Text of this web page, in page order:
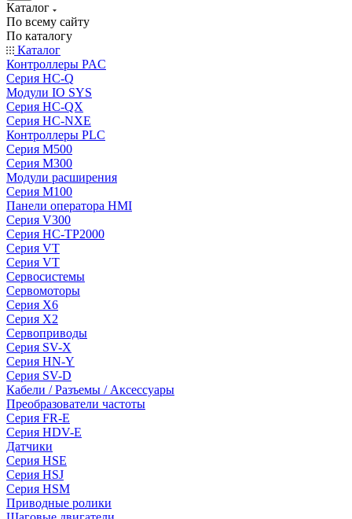
Каталог
По всему сайту
По каталогу
Каталог
Контроллеры PAC
Серия HC-Q
Модули IO SYS
Серия HC-QX
Серия HC-NXE
Контроллеры PLC
Серия M500
Серия M300
Модули расширения
Серия M100
Панели оператора HMI
Серия V300
Серия HC-TP2000
Серия VT
Серия VT
Сервосистемы
Сервомоторы
Серия X6
Серия X2
Сервоприводы
Серия SV-X
Серия HN-Y
Серия SV-D
Кабели / Разъемы / Аксессуары
Преобразователи частоты
Серия FR-E
Серия HDV-E
Датчики
Серия HSE
Серия HSJ
Серия HSM
Приводные ролики